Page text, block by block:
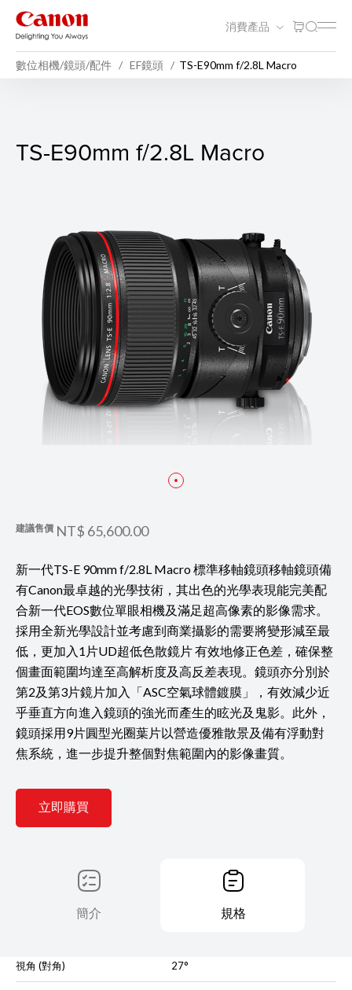
消費產品
數位相機/鏡頭/配件 EF鏡頭 TS-E90mm f/2.8L Macro
TS-E90mm f/2.8L Macro
TS-E90mm f/2.8L Macro
建議售價 NT$ 65,600.00
新一代TS-E 90mm f/2.8L Macro 標準移軸鏡頭移軸鏡頭備
有Canon最卓越的光學技術，其出色的光學表現能完美配
合新一代EOS數位單眼相機及滿足超高像素的影像需求。
採用全新光學設計並考慮到商業攝影的需要將變形減至最
低，更加入1片UD超低色散鏡片 有效地修正色差，確保整
個畫面範圍均達至高解析度及高反差表現。鏡頭亦分別於
第2及第3片鏡片加入「ASC空氣球體鍍膜」，有效減少近
乎垂直方向進入鏡頭的強光而產生的眩光及鬼影。此外，
鏡頭採用9片圓型光圈葉片以營造優雅散景及備有浮動對
焦系統，進一步提升整個對焦範圍內的影像畫質。
立即購買
簡介 規格
視角 (對角) 27°